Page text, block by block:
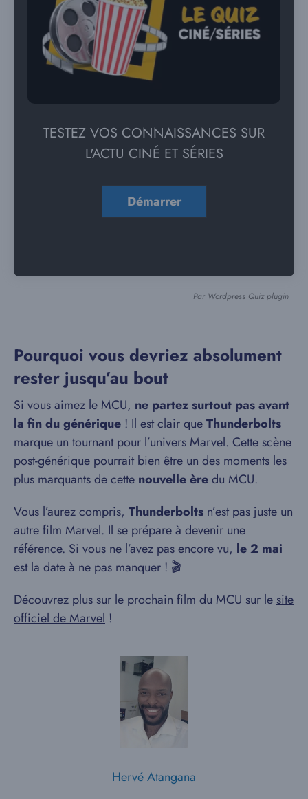
TESTEZ VOS CONNAISSANCES SUR
L'ACTU CINÉ ET SÉRIES
Par Wordpress Quiz plugin
Pourquoi vous devriez absolument
rester jusqu’au bout
Si vous aimez le MCU, ne partez surtout pas avant
la fin du générique ! Il est clair queThunderbolts
marque un tournant pour l’univers Marvel. Cette scène
post-générique pourrait bien être un des moments les
plus marquants de cette nouvelle èredu MCU.
Vous l’aurez compris, Thunderbolts n’est pas juste un
autre film Marvel. Il se prépare à devenir une
référence. Si vous ne l’avez pas encore vu, le 2 mai
est la date à ne pas manquer ! 🎬
Découvrez plus sur le prochain film du MCU sur le site
officiel de Marvel !
Hervé Atangana